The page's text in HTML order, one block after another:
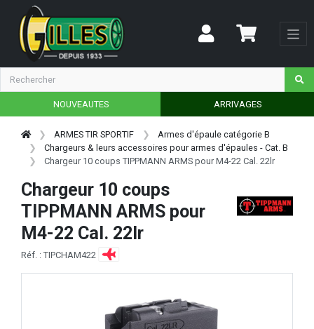
NOUVEAUTES ARRIVAGES
ARMES TIR SPORTIF
Armes d'épaule catégorie B
Chargeurs & leurs accessoires pour armes d'épaules - Cat. B
Chargeur 10 coups TIPPMANN ARMS pour M4-22 Cal. 22lr
Chargeur 10 coups
TIPPMANN ARMS pour
M4-22 Cal. 22lr
Réf. : TIPCHAM422